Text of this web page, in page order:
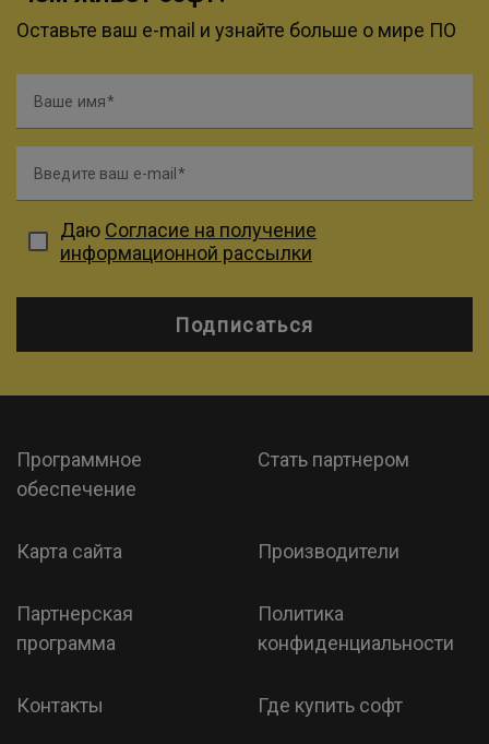
Оставьте ваш e-mail и узнайте больше о мире ПО
Ваше имя
Введите ваш e-mail
Даю Согласие на получение
информационной рассылки
Подписаться
Программное
обеспечение
Стать партнером
Карта сайта Производители
Партнерская
программа
Политика
конфиденциальности
Контакты Где купить софт